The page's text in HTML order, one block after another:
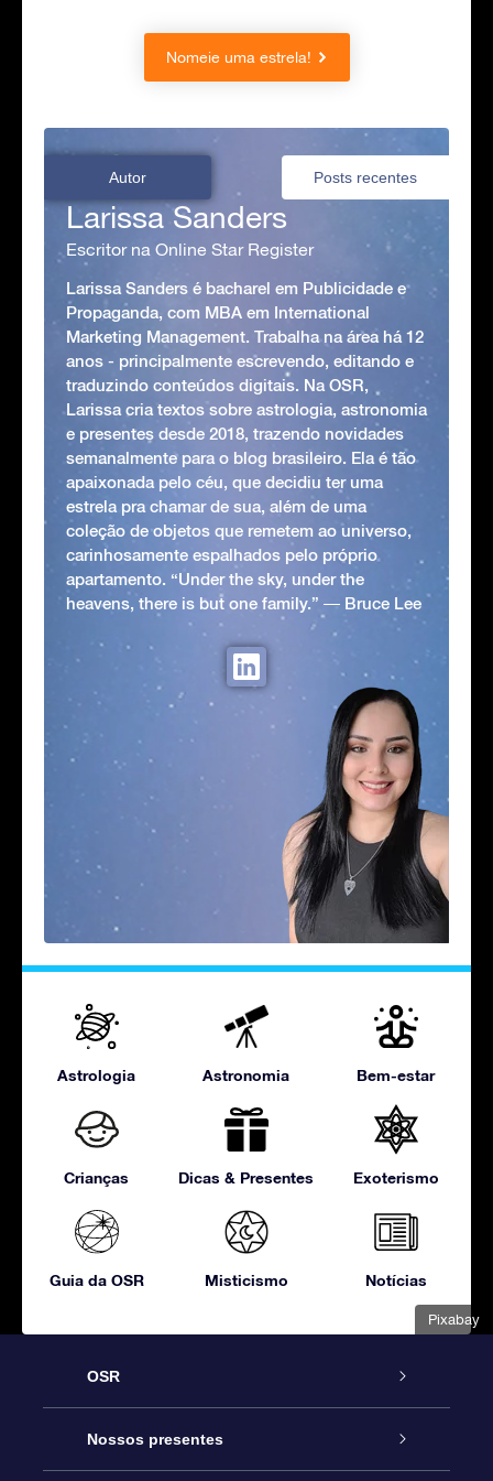
Pixabay
Nomeie uma estrela!
Autor Posts recentes
Larissa Sanders
Escritor na Online Star Register
Larissa Sanders é bacharel em Publicidade e
Propaganda, com MBA em International
Marketing Management. Trabalha na área há 12
anos - principalmente escrevendo, editando e
traduzindo conteúdos digitais. Na OSR,
Larissa cria textos sobre astrologia, astronomia
e presentes desde 2018, trazendo novidades
semanalmente para o blog brasileiro. Ela é tão
apaixonada pelo céu, que decidiu ter uma
estrela pra chamar de sua, além de uma
coleção de objetos que remetem ao universo,
carinhosamente espalhados pelo próprio
apartamento. “Under the sky, under the
heavens, there is but one family.” ― Bruce Lee
Astrologia Astronomia Bem-estar
Crianças Dicas & Presentes Exoterismo
Guia da OSR Misticismo Notícias
OSR
Serviço
Nossos presentes